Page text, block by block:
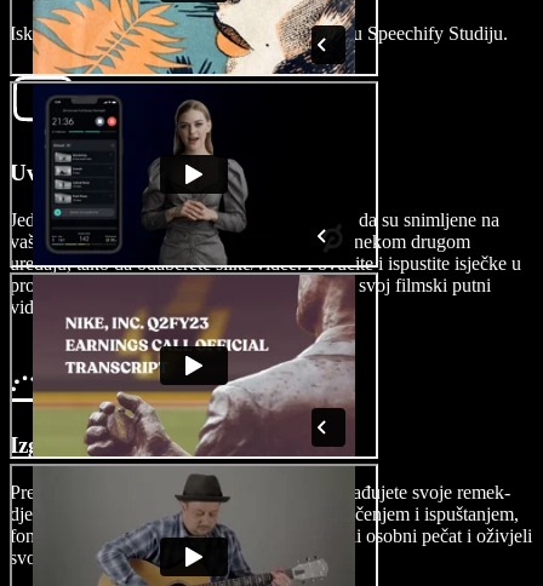
Iskusite novu razinu uređivanja putnih videa u Speechify Studiju.
Uvezite svoj video
Jednostavno uvezite svoje putne snimke, bilo da su snimljene na
vašem iPhoneu, GoPro-u, Windows PC-u ili nekom drugom
uređaju, tako da odaberete slike/videe. Povucite i ispustite isječke u
prozor s pričom i složite savršenu podlogu za svoj filmski putni
video.
Izgradite svoj putni video
Prepustite se procesu stvaranja videa dok dorađujete svoje remek-
djelo s putovanja. Koristite naš urednik povlačenjem i ispuštanjem,
fontove, prijelaze i AI efekte kako biste dodali osobni pečat i oživjeli
svoju priču s putovanja.